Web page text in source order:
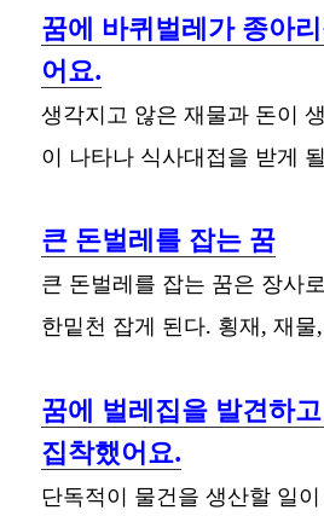
꿈에 바퀴벌레가 종아
어요.
생각지고 않은 재물과 돈이
이 나타나 식사대접을 받게
큰 돈벌레를 잡는 꿈
큰 돈벌레를 잡는 꿈은 장사
한밑천 잡게 된다. 횡재, 재
꿈에 벌레집을 발견하
집착했어요.
단독적이 물건을 생산할 일